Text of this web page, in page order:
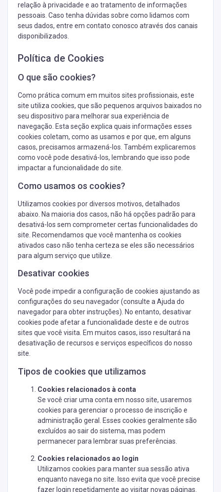
relação à privacidade e ao tratamento de informações
pessoais. Caso tenha dúvidas sobre como lidamos com
seus dados, entre em contato conosco através dos canais
disponibilizados.
Política de Cookies
O que são cookies?
Como prática comum em muitos sites profissionais, este
site utiliza cookies, que são pequenos arquivos baixados no
seu dispositivo para melhorar sua experiência de
navegação. Esta seção explica quais informações esses
cookies coletam, como as usamos e por que, em alguns
casos, precisamos armazená-los. Também explicaremos
como você pode desativá-los, lembrando que isso pode
impactar a funcionalidade do site.
Como usamos os cookies?
Utilizamos cookies por diversos motivos, detalhados
abaixo. Na maioria dos casos, não há opções padrão para
desativá-los sem comprometer certas funcionalidades do
site. Recomendamos que você mantenha os cookies
ativados caso não tenha certeza se eles são necessários
para algum serviço que utilize.
Desativar cookies
Você pode impedir a configuração de cookies ajustando as
configurações do seu navegador (consulte a Ajuda do
navegador para obter instruções). No entanto, desativar
cookies pode afetar a funcionalidade deste e de outros
sites que você visita. Em muitos casos, isso resultará na
desativação de recursos e serviços específicos do nosso
site.
Tipos de cookies que utilizamos
Cookies relacionados à conta
Se você criar uma conta em nosso site, usaremos
cookies para gerenciar o processo de inscrição e
administração geral. Esses cookies geralmente são
excluídos ao sair do sistema, mas podem
permanecer para lembrar suas preferências.
Cookies relacionados ao login
Utilizamos cookies para manter sua sessão ativa
enquanto navega no site. Isso evita que você precise
fazer login repetidamente ao visitar novas páginas.